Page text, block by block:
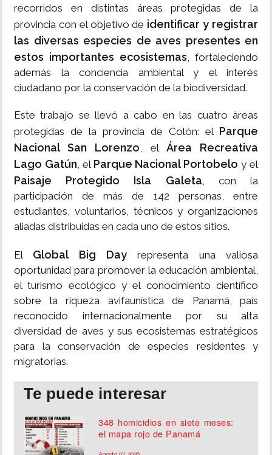
recorridos en distintas áreas protegidas de la
provincia con el objetivo de identificar y registrar
las diversas especies de aves presentes en
estos importantes ecosistemas, fortaleciendo
además la conciencia ambiental y el interés
ciudadano por la conservación de la biodiversidad.
Este trabajo se llevó a cabo en las cuatro áreas
protegidas de la provincia de Colón: el Parque
Nacional San Lorenzo, el Área Recreativa
Lago Gatún, el Parque Nacional Portobelo y el
Paisaje Protegido Isla Galeta, con la
participación de más de 142 personas, entre
estudiantes, voluntarios, técnicos y organizaciones
aliadas distribuidas en cada uno de estos sitios.
El Global Big Day representa una valiosa
oportunidad para promover la educación ambiental,
el turismo ecológico y el conocimiento científico
sobre la riqueza avifaunística de Panamá, país
reconocido internacionalmente por su alta
diversidad de aves y sus ecosistemas estratégicos
para la conservación de especies residentes y
migratorias.
Te puede interesar
348 homicidios en siete meses:
el mapa rojo de Panamá